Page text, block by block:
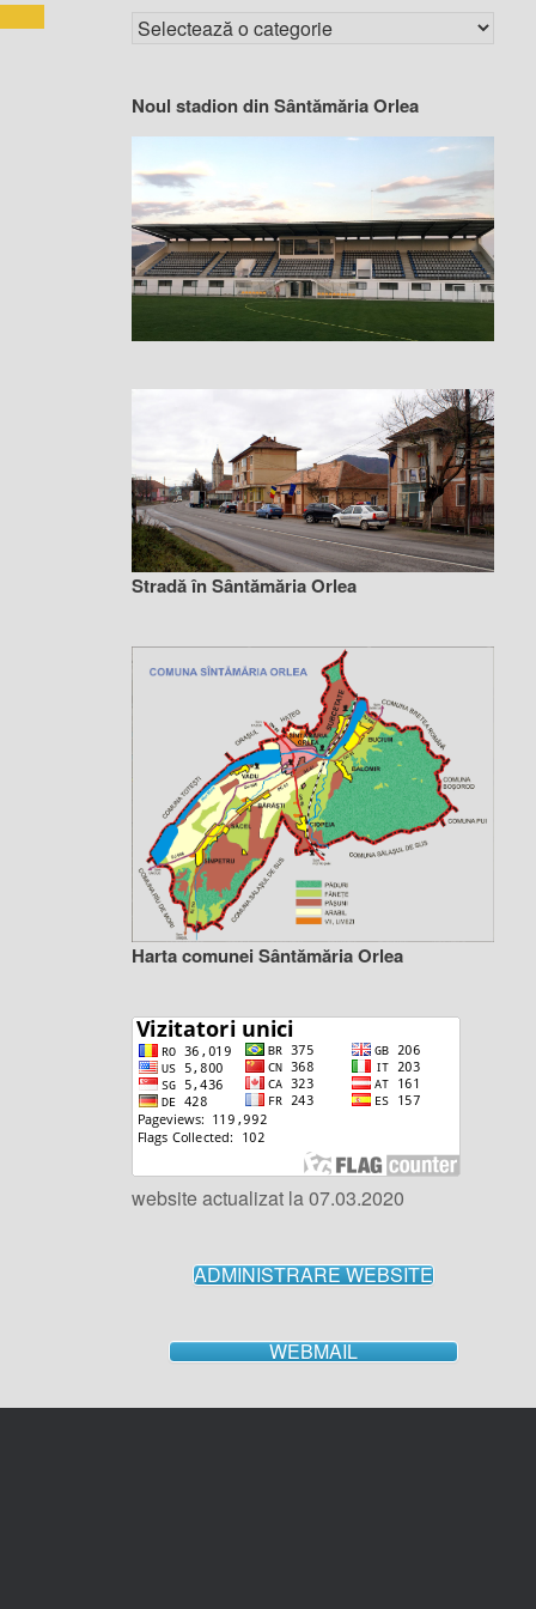
Noul stadion din Sântămăria Orlea
Stradă în Sântămăria Orlea
Harta comunei Sântămăria Orlea
website actualizat la 07.03.2020
ADMINISTRARE WEBSITE
WEBMAIL